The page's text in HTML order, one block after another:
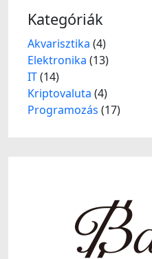
Kategóriák
Akvarisztika (4)
Elektronika (13)
IT(14)
Kriptovaluta (4)
Programozás (17)